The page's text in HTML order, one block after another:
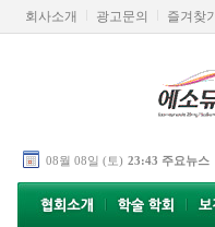
회사소개 광고문의 즐겨찾기
08월 08일 (토) 23:43 주요뉴스